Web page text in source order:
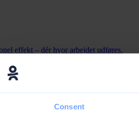
Consent
effekt – dér hvor arbejdet udføres.
ændre adfærd og flytte forretningen.